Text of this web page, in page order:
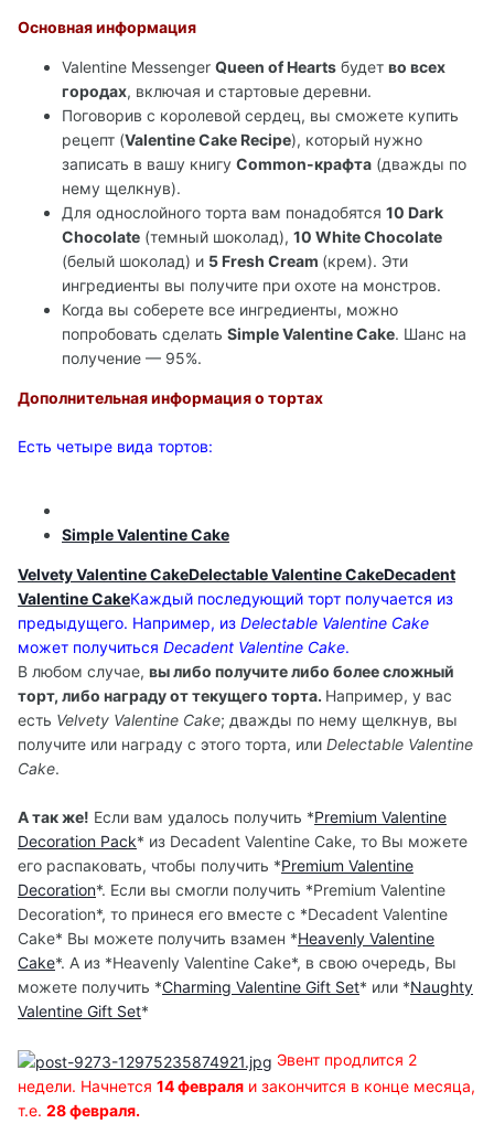
Основная информация
Valentine Messenger Queen of Hearts будет во всех
городах, включая и стартовые деревни.
Поговорив с королевой сердец, вы сможете купить
рецепт (Valentine Cake Recipe), который нужно
записать в вашу книгу Common-крафта (дважды по
нему щелкнув).
Для однослойного торта вам понадобятся 10 Dark
Chocolate (темный шоколад), 10 White Chocolate
(белый шоколад) и 5 Fresh Cream (крем). Эти
ингредиенты вы получите при охоте на монстров.
Когда вы соберете все ингредиенты, можно
попробовать сделать Simple Valentine Cake. Шанс на
получение — 95%.
Дополнительная информация о тортах
Есть четыре вида тортов:
Simple Valentine Cake
Velvety Valentine CakeDelectable Valentine CakeDecadent
Valentine CakeКаждый последующий торт получается из
предыдущего. Например, из Delectable Valentine Cake
может получиться Decadent Valentine Cake.
В любом случае, вы либо получите либо более сложный
торт, либо награду от текущего торта. Например, у вас
есть Velvety Valentine Cake; дважды по нему щелкнув, вы
получите или награду с этого торта, или Delectable Valentine
Cake.
А так же! Если вам удалось получить *Premium Valentine
Decoration Pack* из Decadent Valentine Cake, то Вы можете
его распаковать, чтобы получить *Premium Valentine
Decoration*. Если вы смогли получить *Premium Valentine
Decoration*, то принеся его вместе с *Decadent Valentine
Cake* Вы можете получить взамен *Heavenly Valentine
Cake*. А из *Heavenly Valentine Cake*, в свою очередь, Вы
можете получить *Charming Valentine Gift Set* или *Naughty
Valentine Gift Set*
Эвент продлится 2
недели. Начнется 14 февраля и закончится в конце месяца,
т.е. 28 февраля.